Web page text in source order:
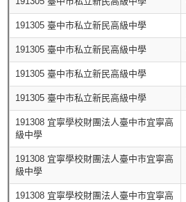
191305 臺中市私立新民高級中學
191305 臺中市私立新民高級中學
191305 臺中市私立新民高級中學
191305 臺中市私立新民高級中學
191308 宜寧學校財團法人臺中市宜寧高
級中學
191308 宜寧學校財團法人臺中市宜寧高
級中學
191308 宜寧學校財團法人臺中市宜寧高